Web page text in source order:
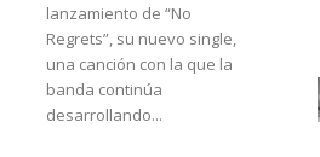
lanzamiento de “No
Regrets”, su nuevo single,
una canción con la que la
banda continúa
desarrollando...